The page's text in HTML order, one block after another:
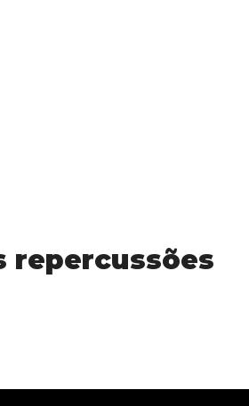
repercussões